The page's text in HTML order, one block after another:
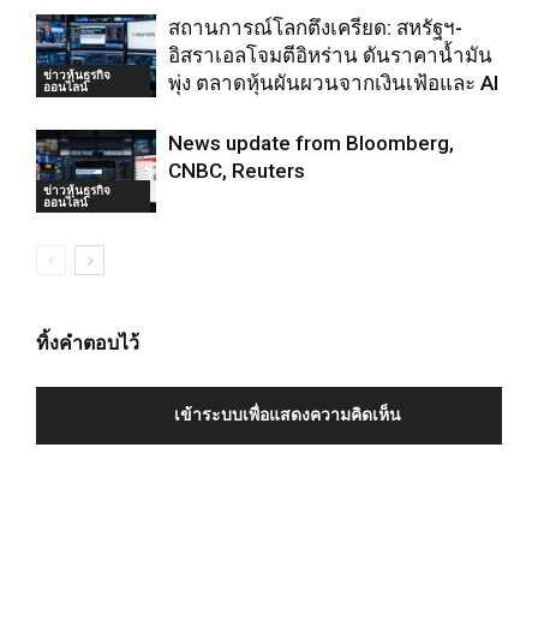
ข่าวหุ้นธุรกิจ
ออนไลน์
สถานการณ์โลกตึงเครียด: สหรัฐฯ-
อิสราเอลโจมตีอิหร่าน ดันราคาน้ำมัน
พุ่ง ตลาดหุ้นผันผวนจากเงินเฟ้อและ AI
ข่าวหุ้นธุรกิจ
ออนไลน์
News update from Bloomberg,
CNBC, Reuters
ทิ้งคำตอบไว้
เข้าระบบเพื่อแสดงความคิดเห็น